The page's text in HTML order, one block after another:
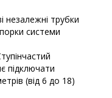
незалежні трубки
системи
підключати
(від 6 до 18)